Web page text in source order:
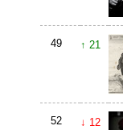
49 ↑ 21
52 ↓ 12